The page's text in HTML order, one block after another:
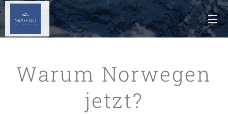
Warum Norwegen
jetzt?